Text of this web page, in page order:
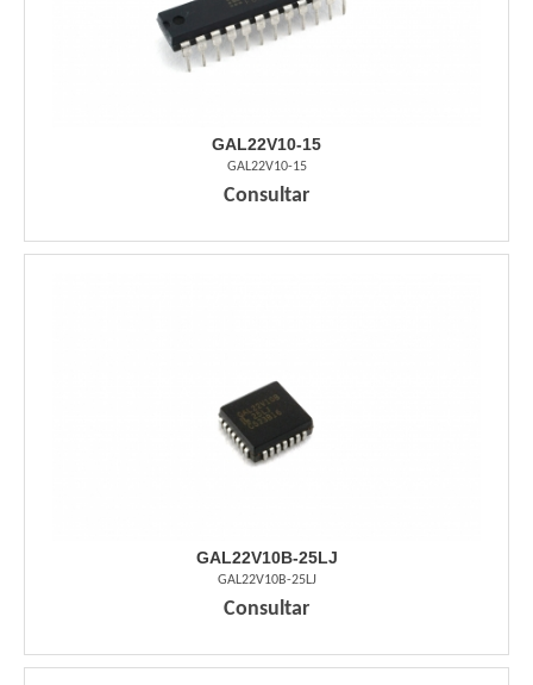
GAL22V10-15
GAL22V10-15
Consultar
GAL22V10B-25LJ
GAL22V10B-25LJ
Consultar